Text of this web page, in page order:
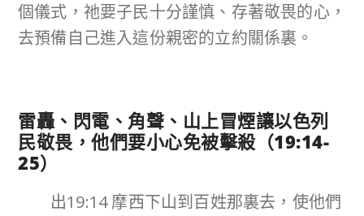
個儀式，祂要子民十分謹慎、存著敬畏的心，
去預備自己進入這份親密的立約關係裏。
雷轟、閃電、角聲、山上冒煙讓以色列
民敬畏，他們要小心免被擊殺（19:14-
25）
出19:14 摩西下山到百姓那裏去，使他們